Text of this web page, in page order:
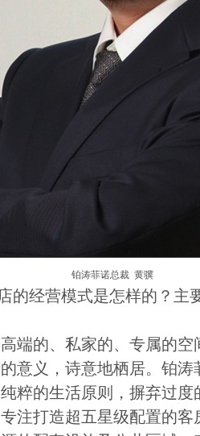
铂涛菲诺总裁 黄骥
的经营模式是怎样的？主
端的、私家的、专属的
意义，诗意地栖居。铂
粹的生活原则，摒弃过
注打造超五星级配置的